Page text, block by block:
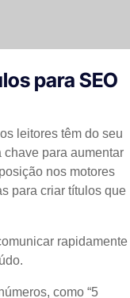
para SEO
leitores têm do seu
chave para aumentar
nos motores
para criar títulos que
rapidamente
como “5